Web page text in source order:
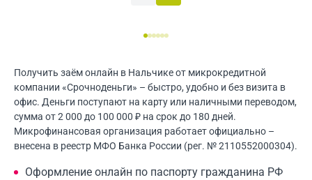
Получить заём онлайн в Нальчике от микрокредитной
компании «Срочноденьги» – быстро, удобно и без визита в
офис. Деньги поступают на карту или наличными переводом,
сумма от 2 000 до 100 000 ₽ на срок до 180 дней.
Микрофинансовая организация работает официально –
внесена в реестр МФО Банка России (рег. № 2110552000304).
Оформление онлайн по паспорту гражданина РФ